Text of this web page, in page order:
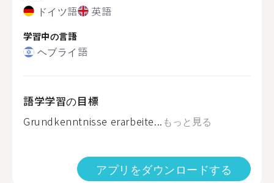
ドイツ語 英語
学習中の言語
ヘブライ語
語学学習の目標
Grundkenntnisse erarbeite... もっと見る
アプリをダウンロードする